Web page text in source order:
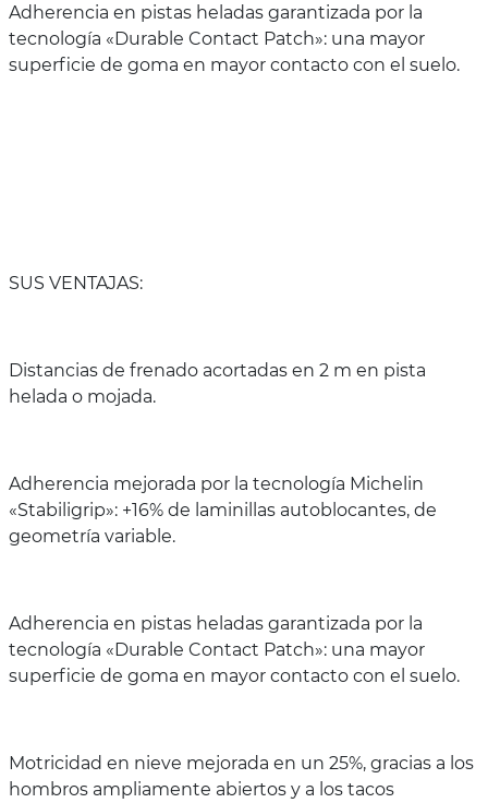
Adherencia en pistas heladas garantizada por la
tecnología «Durable Contact Patch»: una mayor
superficie de goma en mayor contacto con el suelo.
SUS VENTAJAS:
Distancias de frenado acortadas en 2 m en pista
helada o mojada.
Adherencia mejorada por la tecnología Michelin
«Stabiligrip»: +16% de laminillas autoblocantes, de
geometría variable.
Adherencia en pistas heladas garantizada por la
tecnología «Durable Contact Patch»: una mayor
superficie de goma en mayor contacto con el suelo.
Motricidad en nieve mejorada en un 25%, gracias a los
hombros ampliamente abiertos y a los tacos